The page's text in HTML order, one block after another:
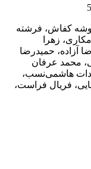
کفاش، فرشته
زهرا
آزاده، حمیدرضا
محمد عرفان
هاشمی‌نسب،
فریال فراست،